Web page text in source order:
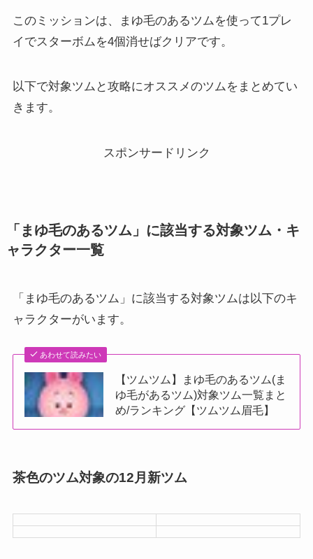
このミッションは、まゆ毛のあるツムを使って1プレ
イでスターボムを4個消せばクリアです。
以下で対象ツムと攻略にオススメのツムをまとめてい
きます。
スポンサードリンク
「まゆ毛のあるツム」に該当する対象ツム・キ
ャラクター一覧
「まゆ毛のあるツム」に該当する対象ツムは以下のキ
ャラクターがいます。
あわせて読みたい
【ツムツム】まゆ毛のあるツム(ま
ゆ毛があるツム)対象ツム一覧まと
め/ランキング【ツムツム眉毛】
茶色のツム対象の12月新ツム